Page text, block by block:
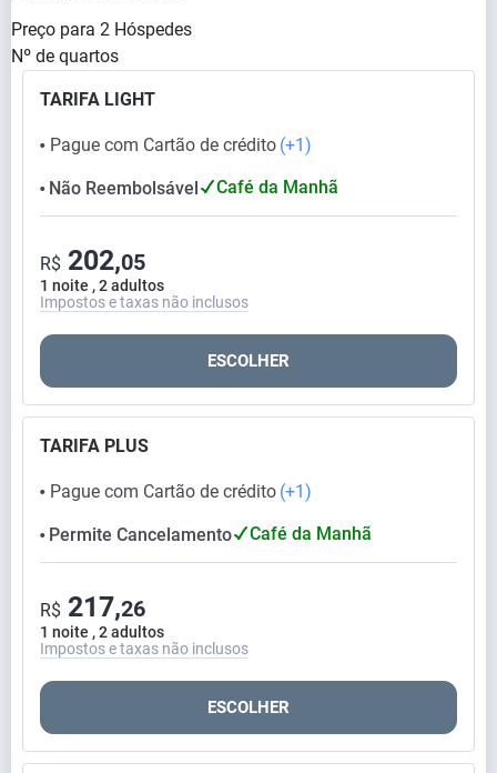
Preço para 2 Hóspedes
Nº de quartos
TARIFA LIGHT
⬤ Pague com Cartão de crédito (+1)
⬤ Não Reembolsável Café da Manhã
1 noite , 2 adultos
R$ 202,05
Impostos e taxas não inclusos
ESCOLHER
TARIFA PLUS
⬤ Pague com Cartão de crédito (+1)
⬤ Permite Cancelamento Café da Manhã
1 noite , 2 adultos
R$ 217,26
Impostos e taxas não inclusos
ESCOLHER